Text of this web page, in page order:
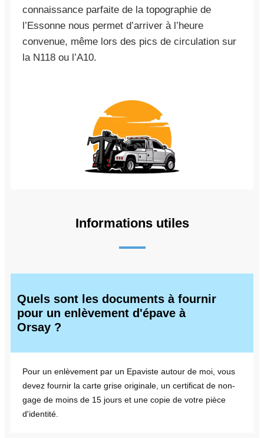
connaissance parfaite de la topographie de
l’Essonne nous permet d’arriver à l’heure
convenue, même lors des pics de circulation sur
la N118 ou l’A10.
Informations utiles
Quels sont les documents à fournir
pour un enlèvement d'épave à
Orsay ?
Pour un enlèvement par un Epaviste autour de moi, vous
devez fournir la carte grise originale, un certificat de non-
gage de moins de 15 jours et une copie de votre pièce
d'identité.